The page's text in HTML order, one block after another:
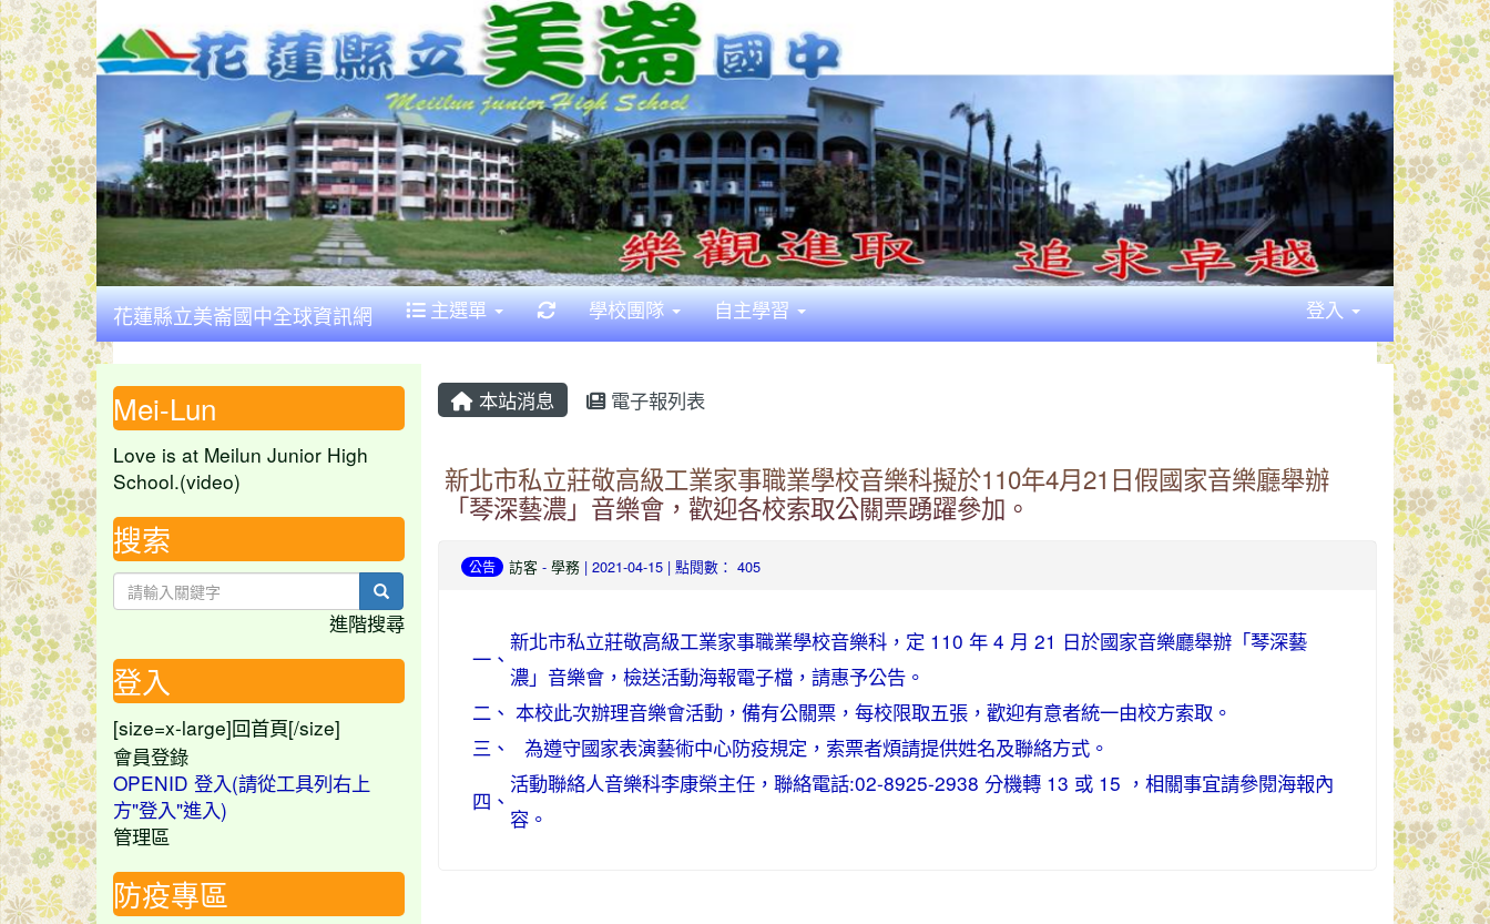
花蓮縣立美崙國中全球資訊網 主選單 重新取得佈景設定
學校團隊 自主學習 登入
本站消息 電子報列表
新北市私立莊敬高級工業家事職業學校音樂科擬於110年4月21日假國家音樂廳舉辦
「琴深藝濃」音樂會，歡迎各校索取公關票踴躍參加。
公告 訪客- 學務| 2021-04-15 | 點閱數： 405
一、
新北市私立莊敬高級工業家事職業學校音樂科，定 110 年 4 月 21 日於國家音樂廳舉辦「琴深藝
濃」音樂會，檢送活動海報電子檔，請惠予公告。
二、 本校此次辦理音樂會活動，備有公關票，每校限取五張，歡迎有意者統一由校方索取。
三、
為遵守國家表演藝術中心防疫規定，索票者煩請提供姓名及聯絡方式。
四、
活動聯絡人音樂科李康榮主任，聯絡電話:02-8925-2938 分機轉 13 或 15 ，相關事宜請參閱海報內
容。
Mei-Lun
Love is at Meilun Junior High
School.(video)
搜索
進階搜尋
登入
[size=x-large] 回首頁[/size]
會員登錄
OPENID 登入(請從工具列右上
方"登入"進入)
管理區
防疫專區